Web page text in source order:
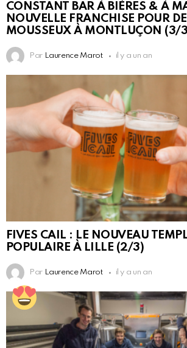
CONSTANT BAR À BIÈRES & À
NOUVELLE FRANCHISE POUR
MOUSSEUX À MONTLUÇON (3/
Par Laurence Marot il y a un an
FIVES CAIL : LE NOUVEAU
POPULAIRE À LILLE (2/3)
Par Laurence Marot il y a un an